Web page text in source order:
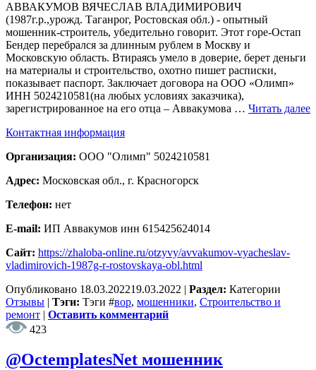
АВВАКУМОВ ВЯЧЕСЛАВ ВЛАДИМИРОВИЧ
(1987г.р.,урожд. Таганрог, Ростовская обл.) - опытный
мошенник-строитель, убедительно говорит. Этот горе-Остап
Бендер перебрался за длинным рублем в Москву и
Московскую область. Втираясь умело в доверие, берет деньги
на материалы и строительство, охотно пишет расписки,
показывает паспорт. Заключает договора на ООО «Олимп»
ИНН 5024210581(на любых условиях заказчика),
зарегистрированное на его отца – Аввакумова … Читать далее
Контактная информация
Организация: ООО "Олимп" 5024210581
Адрес: Московская обл., г. Красногорск
Телефон: нет
E-mail: ИП Аввакумов инн 615425624014
Сайт: https://zhaloba-online.ru/otzyvy/avvakumov-vyacheslav-
vladimirovich-1987g-r-rostovskaya-obl.html
Опубликовано 18.03.202219.03.2022 | Раздел: Категории
Отзывы | Тэги: Тэги #вор, мошенники, Строительство и
ремонт | Оставить комментарий
423
@OctemplatesNet мошенник